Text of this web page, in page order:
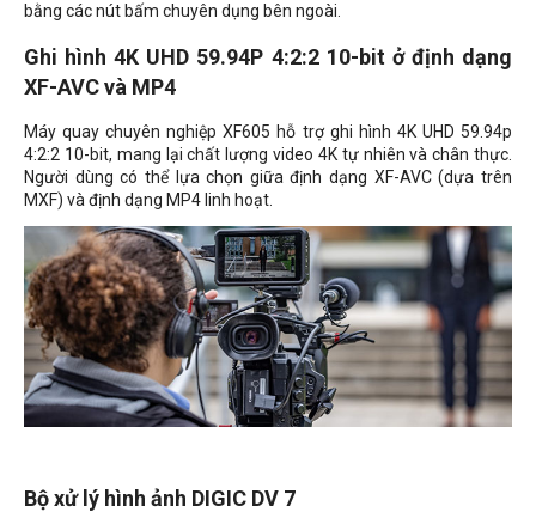
bằng các nút bấm chuyên dụng bên ngoài.
Ghi hình 4K UHD 59.94P 4:2:2 10-bit ở định dạng
XF-AVC và MP4
Máy quay chuyên nghiệp XF605 hỗ trợ ghi hình 4K UHD 59.94p
4:2:2 10-bit, mang lại chất lượng video 4K tự nhiên và chân thực.
Người dùng có thể lựa chọn giữa định dạng XF-AVC (dựa trên
MXF) và định dạng MP4 linh hoạt.
Bộ xử lý hình ảnh DIGIC DV 7